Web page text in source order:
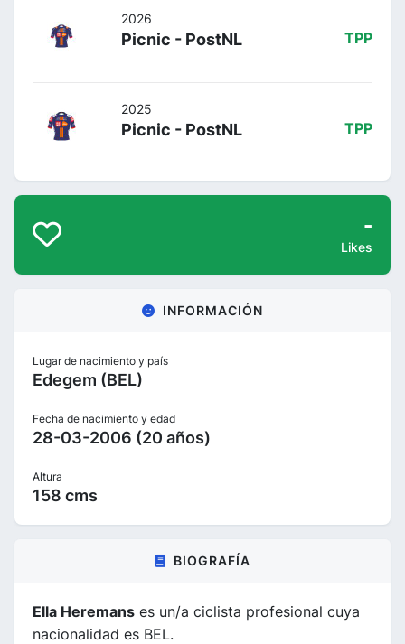
2026
Picnic - PostNL TPP
2025
Picnic - PostNL TPP
-
Likes
INFORMACIÓN
Lugar de nacimiento y país
Edegem (BEL)
Fecha de nacimiento y edad
28-03-2006 (20 años)
Altura
158 cms
BIOGRAFÍA
Ella Heremans es un/a ciclista profesional cuya
nacionalidad es BEL.